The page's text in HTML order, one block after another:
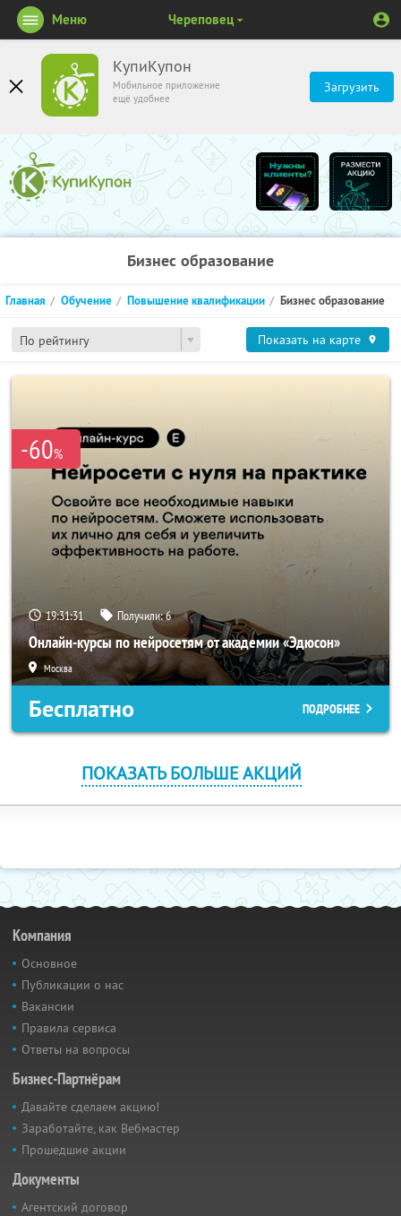
КупиКупон
Мобильное приложение
ещё удобнее
Загрузить
Меню Череповец
Бизнес образование
По рейтингу
Главная Обучение Повышение квалификации Бизнес образование
Показать на карте
-60%
19:31:30 Получили:6
Онлайн-курсы по нейросетям от академии «Эдюсон»
Москва
Бесплатно ПОДРОБНЕЕ
ПОКАЗАТЬ БОЛЬШЕ АКЦИЙ
Компания
Основное
Публикации о нас
Вакансии
Правила сервиса
Ответы на вопросы
Бизнес-Партнёрам
Давайте сделаем акцию!
Заработайте, как Вебмастер
Прошедшие акции
Документы
Агентский договор